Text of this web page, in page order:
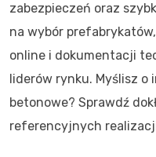
zabezpieczeń oraz
na wybór
online i dokumentacji
liderów rynku. Myślisz
betonowe? Sprawdź
referencyjnych